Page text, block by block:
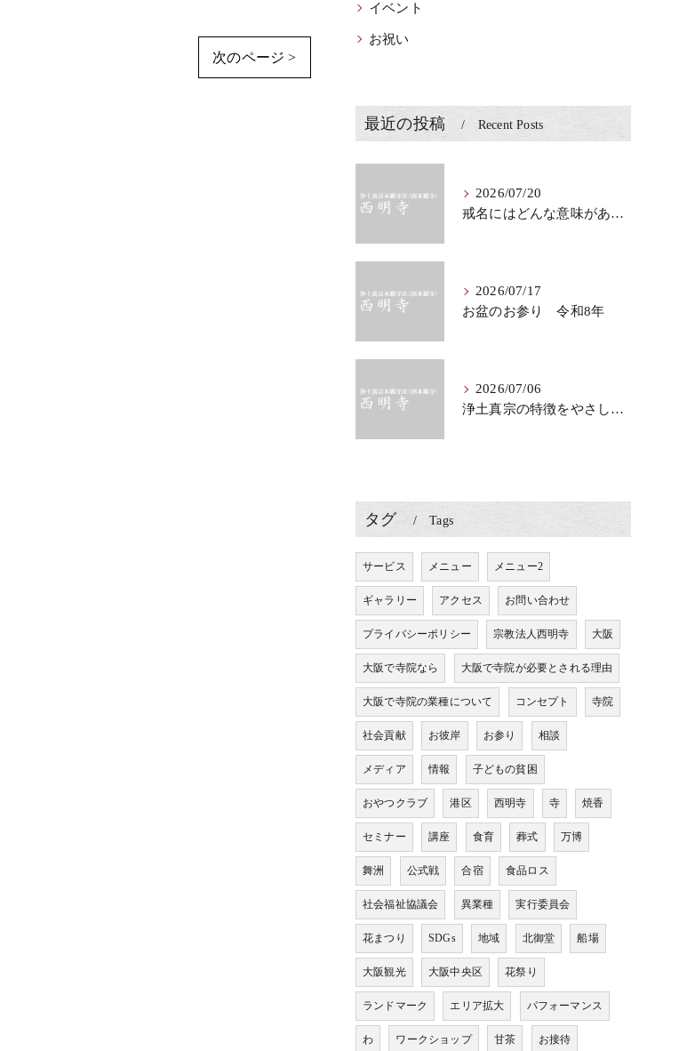
次のページ >
イベント
お祝い
最近の投稿 Recent Posts
2026/07/20
戒名にはどんな意味がある？法要で知りたい仏教の心
2026/07/17
お盆のお参り 令和8年
2026/07/06
浄土真宗の特徴をやさしく知る、法要に表れる教え
タグ Tags
サービス メニュー メニュー2
ギャラリー アクセス お問い合わせ
プライバシーポリシー 宗教法人西明寺 大阪
大阪で寺院なら 大阪で寺院が必要とされる理由
大阪で寺院の業種について コンセプト 寺院
社会貢献 お彼岸 お参り 相談
メディア 情報 子どもの貧困
おやつクラブ 港区 西明寺 寺 焼香
セミナー 講座 食育 葬式 万博
舞洲 公式戦 合宿 食品ロス
社会福祉協議会 異業種 実行委員会
花まつり SDGs 地域 北御堂 船場
大阪観光 大阪中央区 花祭り
ランドマーク エリア拡大 パフォーマンス
わ ワークショップ 甘茶 お接待